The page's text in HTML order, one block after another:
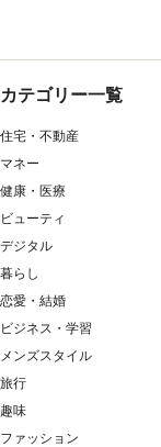
カテゴリー一覧
住宅・不動産
マネー
健康・医療
ビューティ
デジタル
暮らし
恋愛・結婚
ビジネス・学習
メンズスタイル
旅行
趣味
ファッション